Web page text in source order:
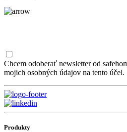
Chcem odoberať newsletter od
mojich osobných údajov na tento účel.
Produkty